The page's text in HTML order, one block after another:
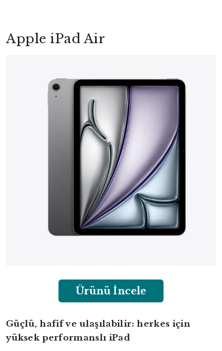
Apple iPad Air
Ürünü İncele
Güçlü, hafif ve ulaşılabilir: herkes için
yüksek performanslı iPad